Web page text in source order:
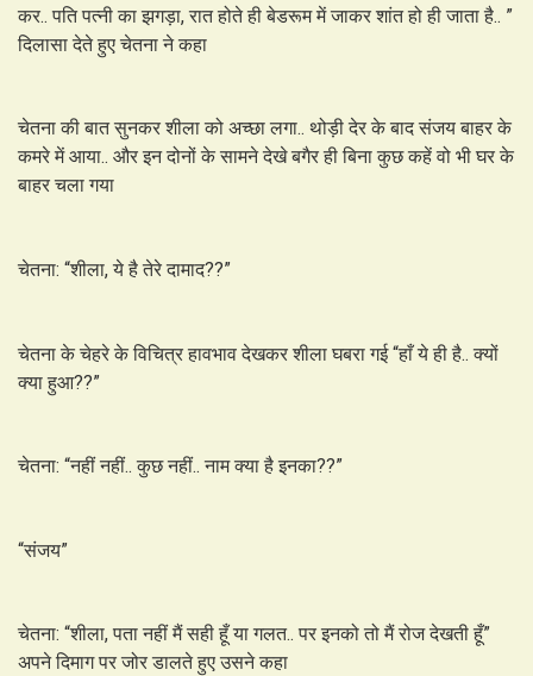
कर.. पति पत्नी का झगड़ा, रात होते ही बेडरूम में जाकर शांत हो ही जाता है.. ”
दिलासा देते हुए चेतना ने कहा
चेतना की बात सुनकर शीला को अच्छा लगा.. थोड़ी देर के बाद संजय बाहर के
कमरे में आया.. और इन दोनों के सामने देखे बगैर ही बिना कुछ कहें वो भी घर के
बाहर चला गया
चेतना: “शीला, ये है तेरे दामाद??”
चेतना के चेहरे के विचित्र हावभाव देखकर शीला घबरा गई “हाँ ये ही है.. क्यों
क्या हुआ??”
चेतना: “नहीं नहीं.. कुछ नहीं.. नाम क्या है इनका??”
“संजय”
चेतना: “शीला, पता नहीं मैं सही हूँ या गलत.. पर इनको तो मैं रोज देखती हूँ”
अपने दिमाग पर जोर डालते हुए उसने कहा